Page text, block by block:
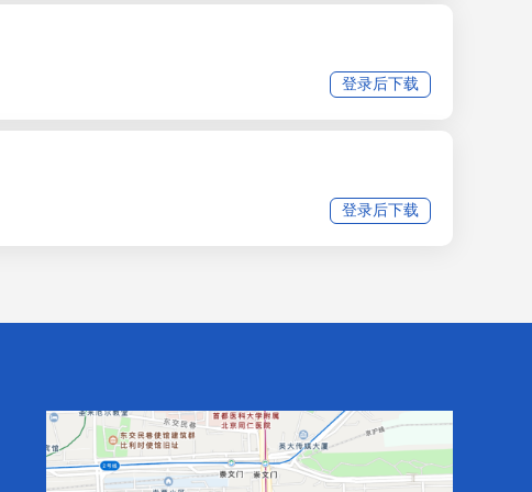
登录后下载
登录后下载